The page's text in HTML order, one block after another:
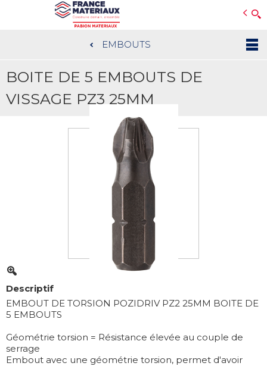
au
contenu
EMBOUTS
BOITE DE 5 EMBOUTS DE
VISSAGE PZ3 25MM
Descriptif
EMBOUT DE TORSION POZIDRIV PZ2 25MM BOITE DE
5 EMBOUTS
Géométrie torsion = Résistance élevée au couple de
serrage
Embout avec une géométrie torsion, permet d'avoir